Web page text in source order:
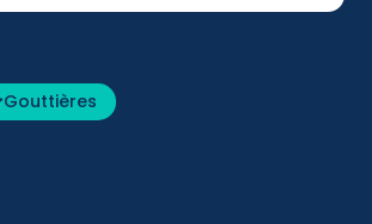
Gouttières